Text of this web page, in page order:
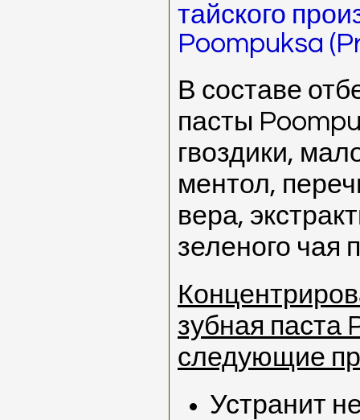
тайского
Poompuksa
В составе
пасты
гвоздики,
ментол,
вера,
зеленого чая
зубная паста
следующие
Устранит